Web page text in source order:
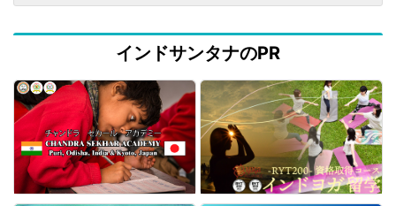
インドサンタナのPR